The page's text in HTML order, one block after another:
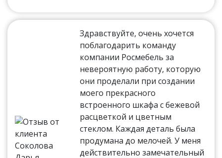
Здравствуйте, очень хочется
поблагодарить команду
компании Росмебель за
невероятную работу, которую
они проделали при создании
моего прекрасного
встроенного шкафа с бежевой
расцветкой и цветным
стеклом. Каждая деталь была
продумана до мелочей. У меня
действительно замечательный